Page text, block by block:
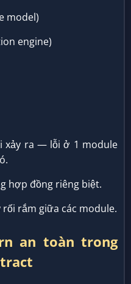
model)
engine)
xảy ra — lỗi ở 1 module
hợp đồng riêng biệt.
rắm giữa các module.
an toàn trong